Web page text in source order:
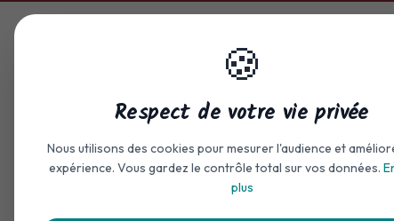
Aller au contenu principal
Accueil
🍪
Respect de votre vie privée
Nous utilisons des cookies pour mesurer l'audience et
expérience. Vous gardez le contrôle total sur vos données.
plus